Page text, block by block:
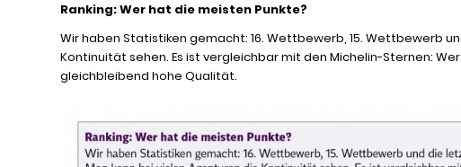
Ranking: Wer hat die meisten Punkte?
Wir haben Statistiken gemacht: 16. Wettbewerb, 15. Wettbewerb
Kontinuität sehen. Es ist vergleichbar mit den Michelin-Sternen:
gleichbleibend hohe Qualität.